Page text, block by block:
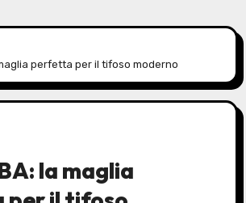
perfetta per il tifoso moderno
la maglia